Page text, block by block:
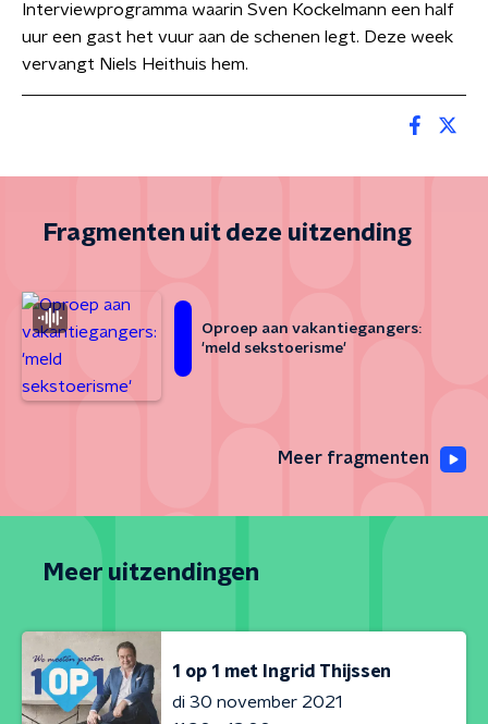
Interviewprogramma waarin Sven Kockelmann een half
uur een gast het vuur aan de schenen legt. Deze week
vervangt Niels Heithuis hem.
Fragmenten uit deze uitzending
Oproep aan vakantiegangers:
'meld sekstoerisme'
Meer fragmenten
Meer uitzendingen
1 op 1 met Ingrid Thijssen
di 30 november 2021